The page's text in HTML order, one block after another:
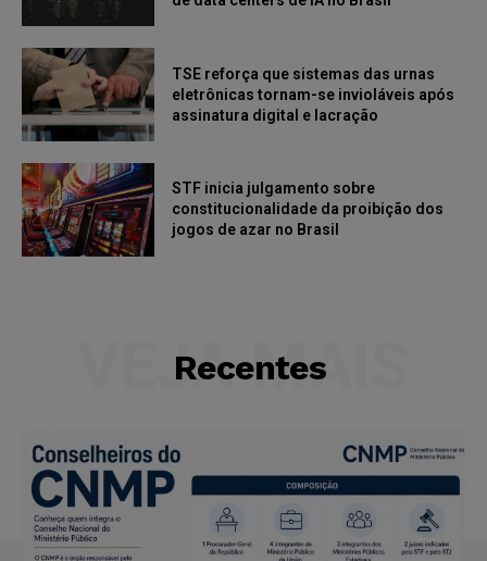
TSE reforça que sistemas das urnas
eletrônicas tornam-se invioláveis após
assinatura digital e lacração
STF inicia julgamento sobre
constitucionalidade da proibição dos
jogos de azar no Brasil
Recentes
VEJA MAIS